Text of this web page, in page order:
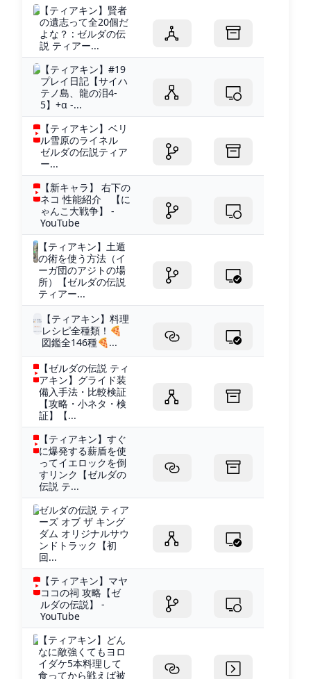
【ティアキン】賢者
の遺志って全20個だ
よな？ : ゼルダの伝
説 ティアー...
【ティアキン】#19
プレイ日記【サイハ
テノ島、龍の泪4-
5】+α -...
【ティアキン】ベリ
ル雪原のライネル
ゼルダの伝説ティア
ー...
【新キャラ】 右下の
ネコ 性能紹介 【に
ゃんこ大戦争】 -
YouTube
【ティアキン】土遁
の術を使う方法（イ
ーガ団のアジトの場
所）【ゼルダの伝説
ティアー...
【ティアキン】料理
レシピ全種類！🍕
図鑑全146種🍕...
【ゼルダの伝説 ティ
アキン】グライド装
備入手法・比較検証
【攻略・小ネタ・検
証】【...
【ティアキン】すぐ
に爆発する薪盾を使
ってイエロックを倒
すリンク【ゼルダの
伝説 テ...
ゼルダの伝説 ティア
ーズ オブ ザ キング
ダム オリジナルサウ
ンドトラック【初
回...
【ティアキン】マヤ
ココの祠 攻略【ゼ
ルダの伝説】 -
YouTube
【ティアキン】どん
なに敵強くてもヨロ
イダケ5本料理して
食ってから戦えば被